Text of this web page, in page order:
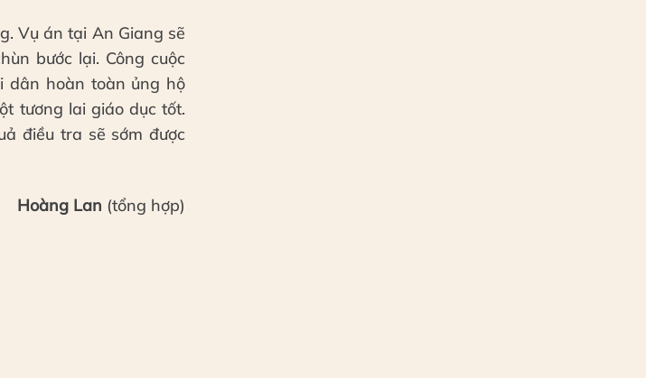
Vụ án tại An Giang sẽ
bước lại. Công cuộc
dân hoàn toàn ủng hộ
tương lai giáo dục tốt.
điều tra sẽ sớm được
Hoàng Lan (tổng hợp)